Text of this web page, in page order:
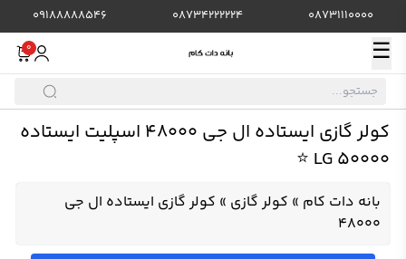
08731110000
08734222224
09188888546
☰
0
کولر گازی ایستاده ال جی 48000 اسپلیت ایستاده
LG 50000 ⭐️
بانه دات کام » کولر گازی » کولر گازی ایستاده ال جی
48000